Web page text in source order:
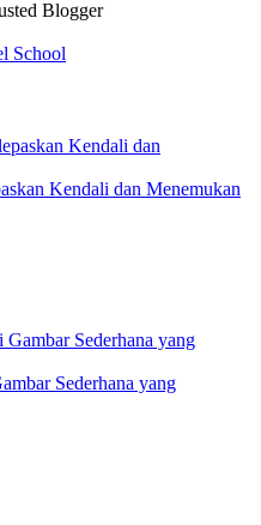
Kendali dan Menemukan
Sederhana yang